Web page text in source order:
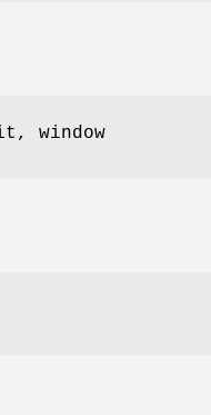
window